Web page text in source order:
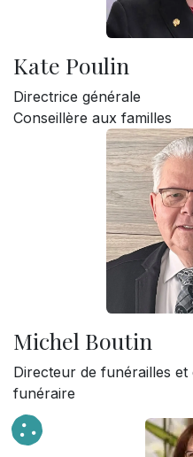
Kate Poulin
Directrice générale
Conseillère aux familles
Michel Boutin
Directeur de funérailles
funéraire